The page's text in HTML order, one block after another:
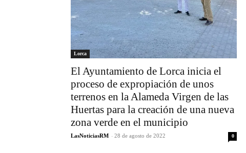
Lorca
El Ayuntamiento de Lorca inicia el
proceso de expropiación de unos
terrenos en la Alameda Virgen de las
Huertas para la creación de una nueva
zona verde en el municipio
LasNoticiasRM - 28 de agosto de 2022 0